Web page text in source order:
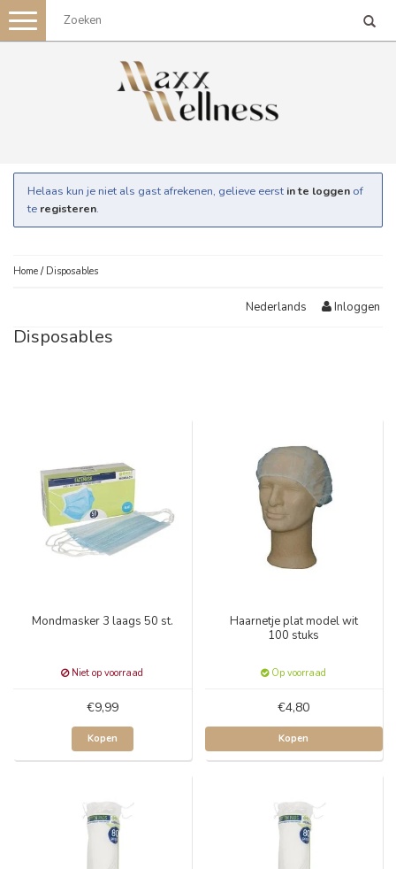
Toggle
navigation
Helaas kun je niet als gast afrekenen, gelieve eerst in te loggen of
te registeren.
Home / Disposables
Nederlands Inloggen
Disposables
Mondmasker 3 laags 50 st.
Niet op voorraad
€9,99
Kopen
Haarnetje plat model wit
100 stuks
Op voorraad
€4,80
Kopen